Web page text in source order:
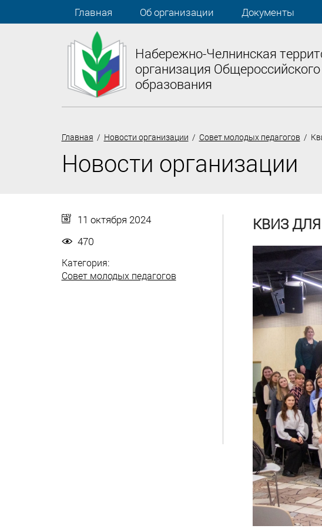
Главная Об организации Документы
Набережно-Челнинская
организация
образования
Главная / Новости организации / Совет молодых педагогов /
Новости организации
11 октября 2024
470
Категория:
Совет молодых педагогов
КВИЗ